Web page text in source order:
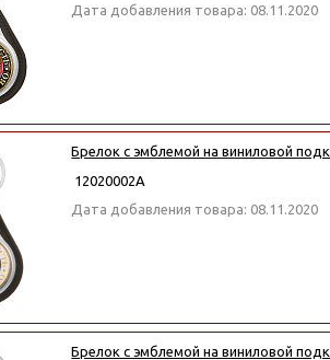
Дата добавления товара: 08.11.2020
Брелок с эмблемой на виниловой
12020002А
Дата добавления товара: 08.11.2020
Брелок с эмблемой на виниловой